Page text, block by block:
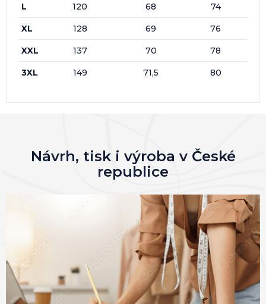
L 120 68 74
XL 128 69 76
XXL 137 70 78
3XL 149 71,5 80
Návrh, tisk i výroba v České
republice